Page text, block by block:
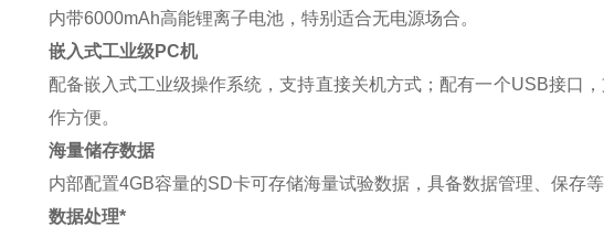
内带6000mAh高能锂离子电池，特别适合无电源场合。
嵌入式工业级PC机
配备嵌入式工业级操作系统，支持直接关机方式；配有一个USB接口
作方便。
海量储存数据
内部配置4GB容量的SD卡可存储海量试验数据，具备数据管理、保存等
数据处理*